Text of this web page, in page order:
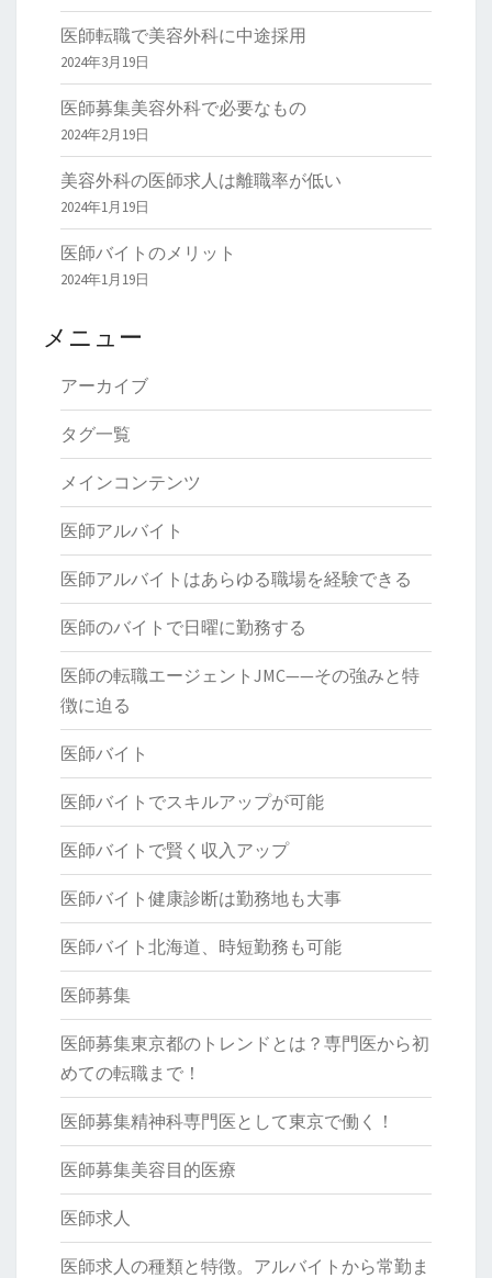
医師転職で美容外科に中途採用
2024年3月19日
医師募集美容外科で必要なもの
2024年2月19日
美容外科の医師求人は離職率が低い
2024年1月19日
医師バイトのメリット
2024年1月19日
メニュー
アーカイブ
タグ一覧
メインコンテンツ
医師アルバイト
医師アルバイトはあらゆる職場を経験できる
医師のバイトで日曜に勤務する
医師の転職エージェントJMC——その強みと特
徴に迫る
医師バイト
医師バイトでスキルアップが可能
医師バイトで賢く収入アップ
医師バイト健康診断は勤務地も大事
医師バイト北海道、時短勤務も可能
医師募集
医師募集東京都のトレンドとは？専門医から初
めての転職まで！
医師募集精神科専門医として東京で働く！
医師募集美容目的医療
医師求人
医師求人の種類と特徴。アルバイトから常勤ま